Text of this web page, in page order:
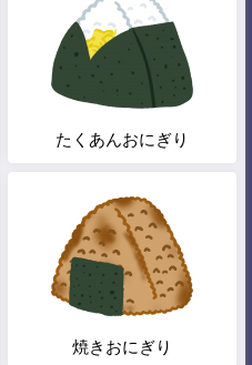
たくあんおにぎり
焼きおにぎり